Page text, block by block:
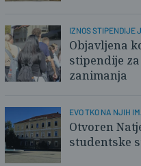
IZNOS STIPENDIJE
Objavljena
stipendije
zanimanja
EVO TKO NA NJIH
Otvoren
studentske